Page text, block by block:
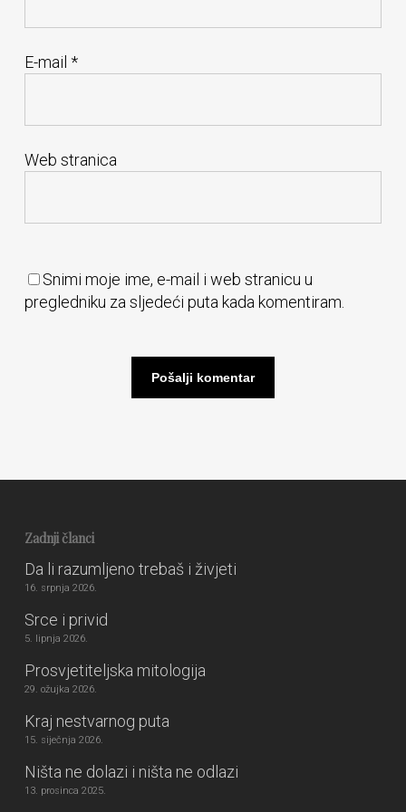
E-mail *
Web stranica
Snimi moje ime, e-mail i web stranicu u
pregledniku za sljedeći puta kada komentiram.
Zadnji članci
Da li razumljeno trebaš i živjeti
16. srpnja 2026.
Srce i privid
5. lipnja 2026.
Prosvjetiteljska mitologija
29. ožujka 2026.
Kraj nestvarnog puta
15. siječnja 2026.
Ništa ne dolazi i ništa ne odlazi
13. prosinca 2025.